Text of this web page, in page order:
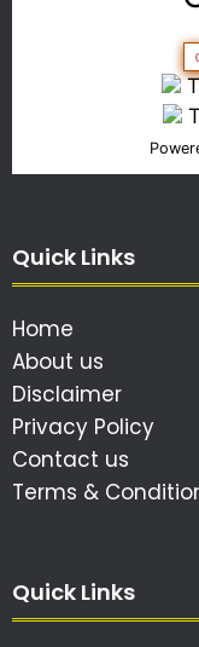
Quick Links
Home
About us
Disclaimer
Privacy Policy
Contact us
Terms &
Quick Links